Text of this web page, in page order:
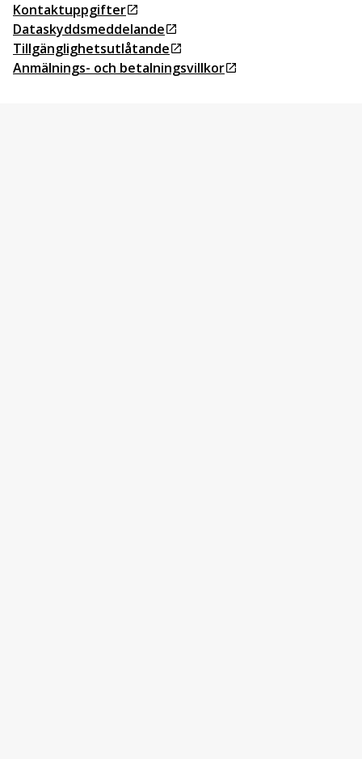
Kontaktuppgifter
Öppnas i ny flik
Dataskyddsmeddelande
Öppnas i ny flik
Tillgänglighetsutlåtande
Öppnas i ny flik
Anmälnings- och betalningsvillkor
Öppnas i ny flik